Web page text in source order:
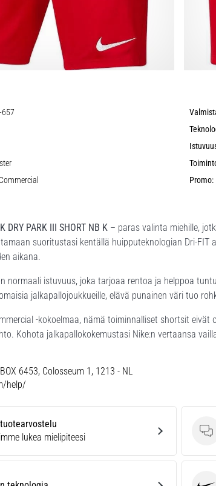
Promo:
DRY PARK III SHORT NB K – paras valinta miehille,
suoritustasi kentällä huipputeknologian Dri-FIT
aikana.
normaali istuvuus, joka tarjoaa rentoa ja helppoa
jalkapallojoukkueille, elävä punainen väri tuo
-kokoelmaa, nämä toiminnalliset shortsit
Kohota jalkapallokokemustasi Nike:n vertaansa
6453, Colosseum 1, 1213 - NL
help/
lukea mielipiteesi